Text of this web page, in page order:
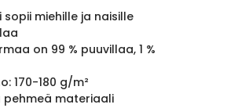
sopii miehille ja naisille
on 99 % puuvillaa, 1 %
170-180 g/m²
pehmeä materiaali